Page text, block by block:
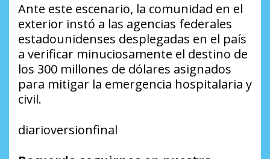
Ante este escenario, la comunidad en el
exterior instó a las agencias federales
estadounidenses desplegadas en el país
a verificar minuciosamente el destino de
los 300 millones de dólares asignados
para mitigar la emergencia hospitalaria y
civil.
diarioversionfinal